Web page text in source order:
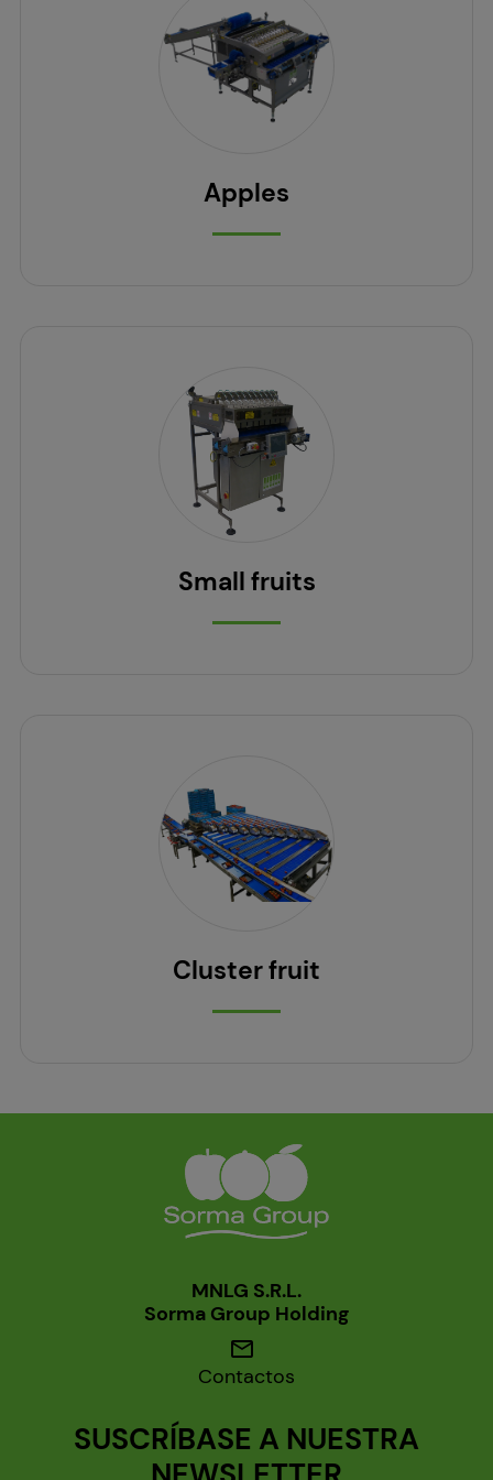
Apples
Small fruits
Cluster fruit
MNLG S.R.L.
Sorma Group Holding
mail
Contactos
SUSCRÍBASE A NUESTRA